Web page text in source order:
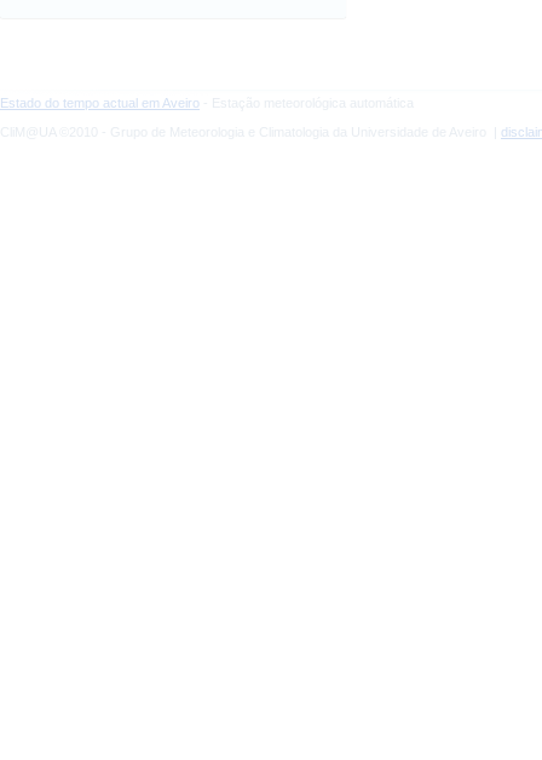
Estado do tempo actual em Aveiro - Estação meteorológica automática
CliM@UA ©2010 - Grupo de Meteorologia e Climatologia da Universidade de Aveiro |